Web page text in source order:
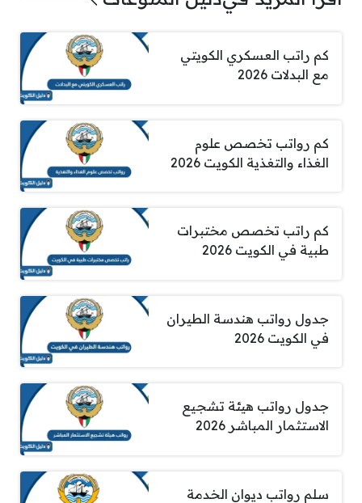
كم راتب العسكري الكويتي
مع البدلات 2026
كم رواتب تخصص علوم
الغذاء والتغذية الكويت 2026
كم راتب تخصص مختبرات
طبية في الكويت 2026
جدول رواتب هندسة الطيران
في الكويت 2026
جدول رواتب هيئة تشجيع
الاستثمار المباشر 2026
سلم رواتب ديوان الخدمة